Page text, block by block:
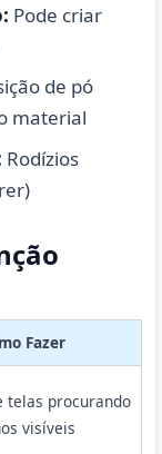
Pode criar
de pó
material
Rodízios
Fazer
telas procurando
visíveis